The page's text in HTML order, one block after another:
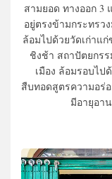
สามยอด ทางออก 3
อยู่ตรงข้ามกระทรว
ล้อมไปด้วยวัดเก่าแ
ชิงช้า สถาปัตยกร
เมือง ล้อมรอบไป
สืบทอดสูตรความอร่
มีอายุอา